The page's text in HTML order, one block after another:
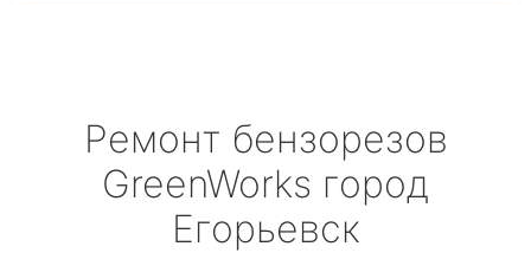
Ремонт бензорезов
GreenWorks город
Егорьевск